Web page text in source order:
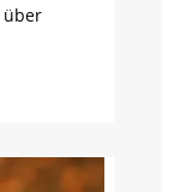
über